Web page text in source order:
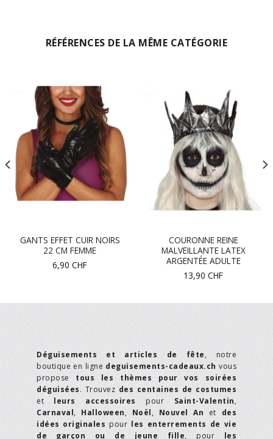
RÉFÉRENCES DE LA MÊME CATÉGORIE
GANTS EFFET CUIR NOIRS
22 CM FEMME
6,90 CHF
COURONNE REINE
MALVEILLANTE LATEX
ARGENTÉE ADULTE
13,90 CHF
Déguisements et articles de fête, notre
boutique en ligne deguisements-cadeaux.ch vous
propose tous les thèmes pour vos soirées
déguisées. Trouvez des centaines de costumes
et leurs accessoires pour Saint-Valentin,
Carnaval, Halloween, Noël, Nouvel An et des
idées originales pour les enterrements de vie
de garçon ou de jeune fille, pour les